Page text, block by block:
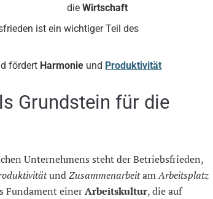
die Wirtschaft
ist ein wichtiger Teil des
fördert Harmonie und Produktivität
Grundstein für die
Unternehmens steht der Betriebsfrieden,
undZusammenarbeitamArbeitsplatz
Fundament einerArbeitskultur, die auf